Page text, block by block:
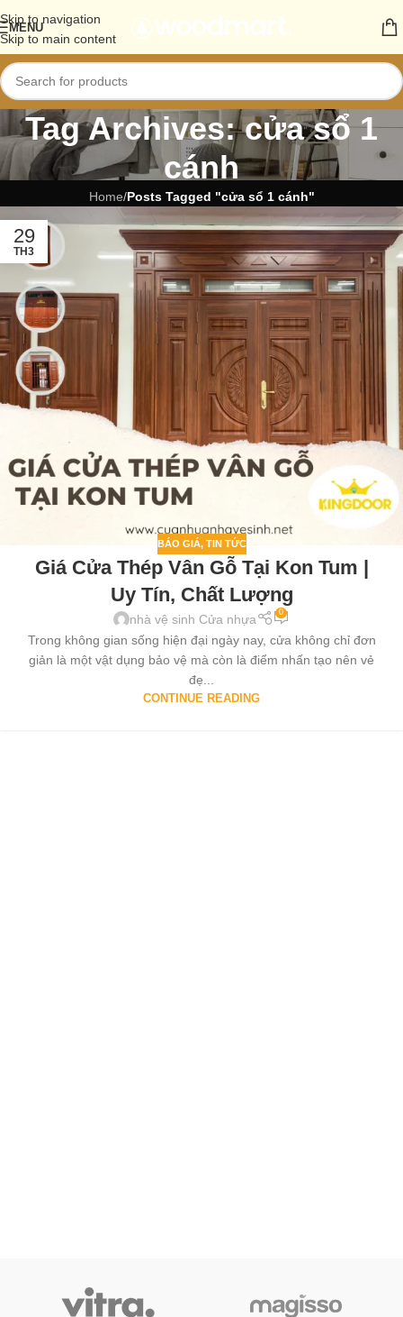
Skip to navigation
Skip to main content
MENU
Tag Archives: cửa sổ 1
cánh
Home/Posts Tagged "cửa sổ 1 cánh"
29
TH3
BÁO GIÁ, TIN TỨC
Giá Cửa Thép Vân Gỗ Tại Kon Tum |
Uy Tín, Chất Lượng
nhà vệ sinh Cửa nhựa 0
Trong không gian sống hiện đại ngày nay, cửa không chỉ đơn
giản là một vật dụng bảo vệ mà còn là điểm nhấn tạo nên vẻ
đẹ...
CONTINUE READING